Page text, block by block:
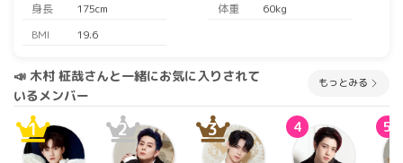
身長
175cm 体重
60kg
BMI
19.6
📣 木村 柾哉さんと一緒にお気に入りされて
いるメンバー
もっとみる
1 2 3 4 5